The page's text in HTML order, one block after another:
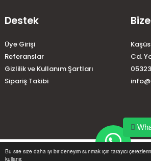
Bu site size daha iyi bir deneyim sunmak için tarayıcı
kullanır.
home account_circle
Destek
Üye Girişi
Referanslar
Gizlilik ve Kullanım Şartları
Sipariş Takibi
Cd.